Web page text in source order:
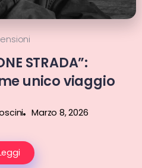
STRADA”:
unico viaggio
Marzo 8, 2026